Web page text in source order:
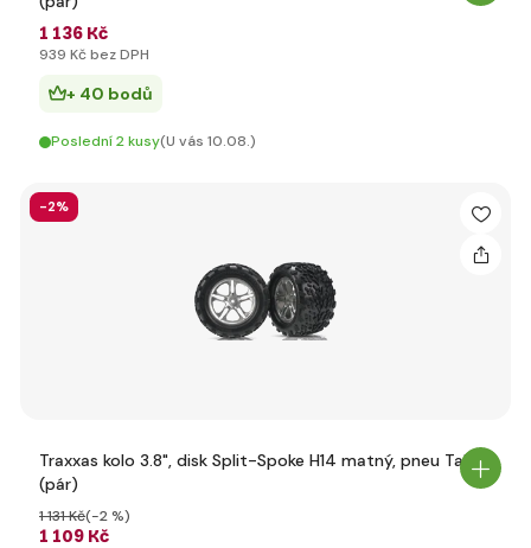
1 136 Kč
939 Kč bez DPH
+ 40 bodů
Poslední 2 kusy(U vás 10.08.)
-2%
Traxxas kolo 3.8", disk Split-Spoke H14 matný, pneu Talon
(pár)
1 109 Kč
1 131 Kč(-2 %)